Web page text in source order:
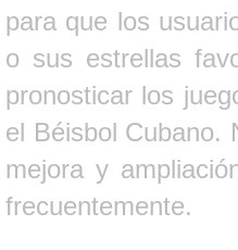
para que los
o sus estrellas
pronosticar los
el Béisbol Cubano.
mejora y
frecuentemente.